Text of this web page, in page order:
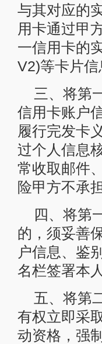
与其对应的
用卡通过甲
一信用卡的
V2)等卡片
三、将第
信用卡账户
履行完发卡
过个人信息
常收取邮件
险甲方不承
四、将第
的，须妥善
户信息、鉴
名栏签署本
五、将第
有权立即采
动资格，强